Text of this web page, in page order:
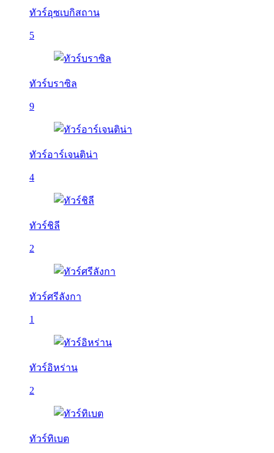
ทัวร์อุซเบกิสถาน
5
ทัวร์บราซิล
9
ทัวร์อาร์เจนติน่า
4
ทัวร์ชิลี
2
ทัวร์ศรีลังกา
1
ทัวร์อิหร่าน
2
ทัวร์ทิเบต